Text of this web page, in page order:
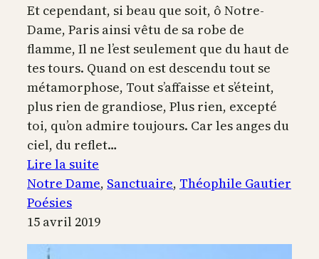
Et cependant, si beau que soit, ô Notre-
Dame, Paris ainsi vêtu de sa robe de
flamme, Il ne l’est seulement que du haut de
tes tours. Quand on est descendu tout se
métamorphose, Tout s’affaisse et s’éteint,
plus rien de grandiose, Plus rien, excepté
toi, qu’on admire toujours. Car les anges du
ciel, du reflet…
Lire la suite
Notre
Notre Dame, Sanctuaire, Théophile Gautier
Poésies
15 avril 2019